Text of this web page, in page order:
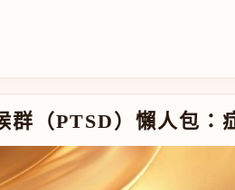
群（PTSD）懶人包：
）懶人包：症狀、原因、與治療